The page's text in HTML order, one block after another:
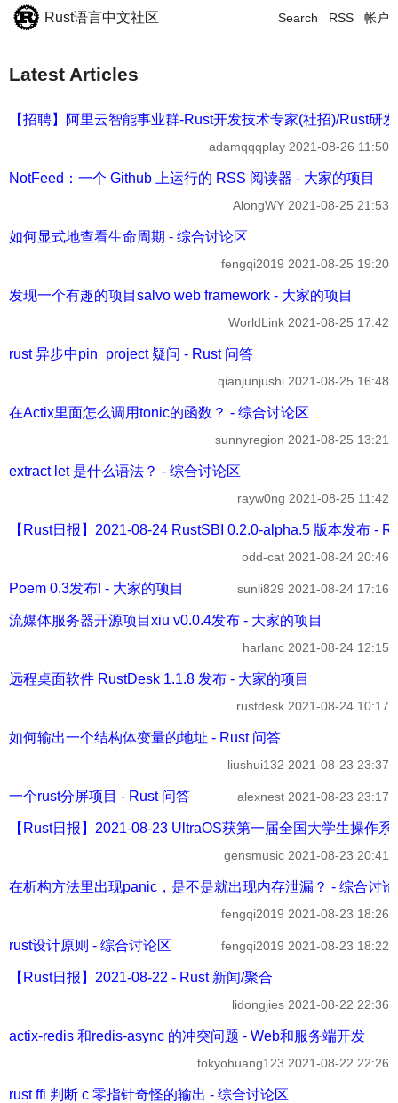
Rust语言中文社区 Search RSS 帐户
Latest Articles
【招聘】阿里云智能事业群-Rust开发技术专家(社招)/Rust研
adamqqqplay 2021-08-26 11:50
NotFeed：一个 Github 上运行的 RSS 阅读器 - 大家的项目
AlongWY 2021-08-25 21:53
如何显式地查看生命周期 - 综合讨论区
fengqi2019 2021-08-25 19:20
发现一个有趣的项目salvo web framework - 大家的项目
WorldLink 2021-08-25 17:42
rust 异步中pin_project 疑问 - Rust 问答
qianjunjushi 2021-08-25 16:48
在Actix里面怎么调用tonic的函数？ - 综合讨论区
sunnyregion 2021-08-25 13:21
extract let 是什么语法？ - 综合讨论区
rayw0ng 2021-08-25 11:42
【Rust日报】2021-08-24 RustSBI 0.2.0-alpha.5 版本发布 -
odd-cat 2021-08-24 20:46
Poem 0.3发布! - 大家的项目 sunli829 2021-08-24 17:16
流媒体服务器开源项目xiu v0.0.4发布 - 大家的项目
harlanc 2021-08-24 12:15
远程桌面软件 RustDesk 1.1.8 发布 - 大家的项目
rustdesk 2021-08-24 10:17
如何输出一个结构体变量的地址 - Rust 问答
liushui132 2021-08-23 23:37
一个rust分屏项目 - Rust 问答 alexnest 2021-08-23 23:17
【Rust日报】2021-08-23 UltraOS获第一届全国大学生操作
gensmusic 2021-08-23 20:41
在析构方法里出现panic，是不是就出现内存泄漏？ - 综合讨
fengqi2019 2021-08-23 18:26
rust设计原则 - 综合讨论区 fengqi2019 2021-08-23 18:22
【Rust日报】2021-08-22 - Rust 新闻/聚合
lidongjies 2021-08-22 22:36
actix-redis 和redis-async 的冲突问题 - Web和服务端开发
tokyohuang123 2021-08-22 22:26
rust ffi 判断 c 零指针奇怪的输出 - 综合讨论区